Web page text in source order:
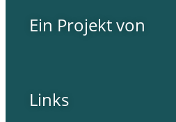
Ein Projekt von
Links